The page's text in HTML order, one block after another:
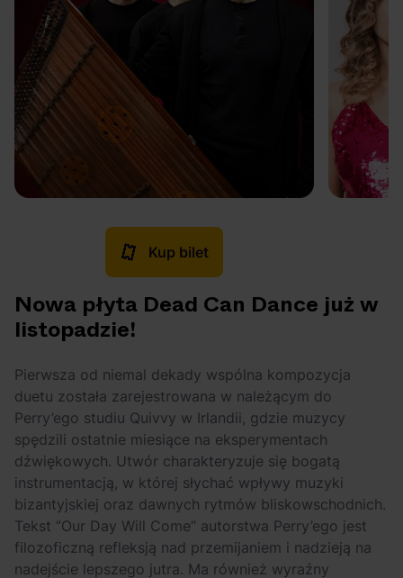
Kup bilet
Nowa płyta Dead Can Dance już w
listopadzie!
Pierwsza od niemal dekady wspólna kompozycja
duetu została zarejestrowana w należącym do
Perry’ego studiu Quivvy w Irlandii, gdzie muzycy
spędzili ostatnie miesiące na eksperymentach
dźwiękowych. Utwór charakteryzuje się bogatą
instrumentacją, w której słychać wpływy muzyki
bizantyjskiej oraz dawnych rytmów bliskowschodnich.
Tekst “Our Day Will Come” autorstwa Perry’ego jest
filozoficzną refleksją nad przemijaniem i nadzieją na
nadejście lepszego jutra. Ma również wyraźny